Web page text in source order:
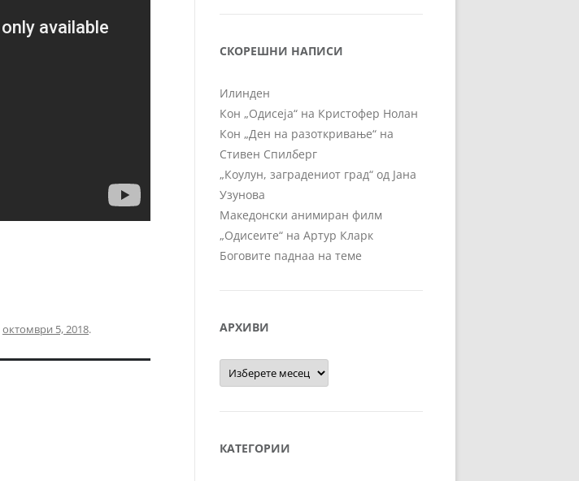
октомври 5, 2018.
СКОРЕШНИ НАПИСИ
Илинден
Кон „Одисеја“ на Кристофер Нолан
Кон „Ден на разоткривање“ на
Стивен Спилберг
„Коулун, заградениот град“ од Јана
Узунова
Македонски анимиран филм
„Одисеите“ на Артур Кларк
Боговите паднаа на теме
АРХИВИ
Архиви
КАТЕГОРИИ